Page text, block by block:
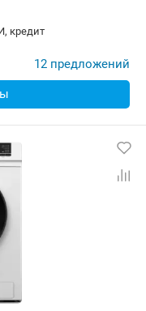
55.5 см
кредит
12 предложений